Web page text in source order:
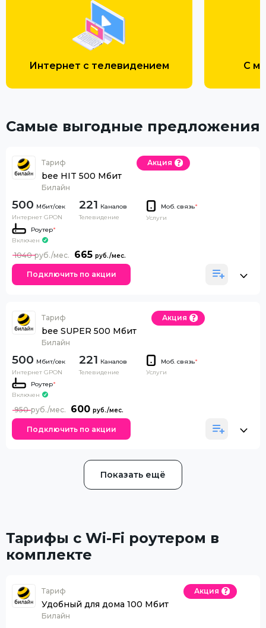
Интернет с телевидением С
Самые выгодные предложения
Тариф
bee HIT 500 Мбит
Билайн
Акция
500
Интернет GPON
221 Каналов
Телевидение
Моб. связь*
Услуги
Роутер*
Включен
665
1040
Подключить по акции
Тариф
bee SUPER 500 Мбит
Билайн
Акция
500
Интернет GPON
221 Каналов
Телевидение
Моб. связь*
Услуги
Роутер*
Включен
600
950
Подключить по акции
Показать ещё
Тарифы с Wi-Fi роутером в
комплекте
Тариф
Удобный для дома 100 Мбит
Билайн
Акция